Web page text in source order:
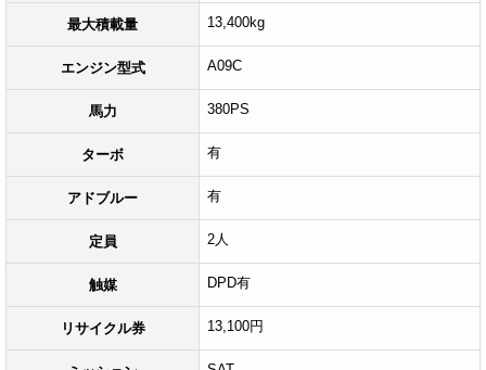
最大積載量 13,400kg
エンジン型式 A09C
馬力 380PS
ターボ 有
アドブルー 有
定員 2人
触媒 DPD有
リサイクル券 13,100円